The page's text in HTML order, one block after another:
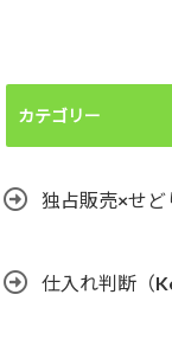
カテゴリー
独占販売×せど
仕入れ判断（